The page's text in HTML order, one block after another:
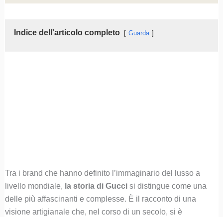
Indice dell'articolo completo Guarda
Tra i brand che hanno definito l’immaginario del lusso a
livello mondiale, la storia di Guccisi distingue come una
delle più affascinanti e complesse. È il racconto di una
visione artigianale che, nel corso di un secolo, si è